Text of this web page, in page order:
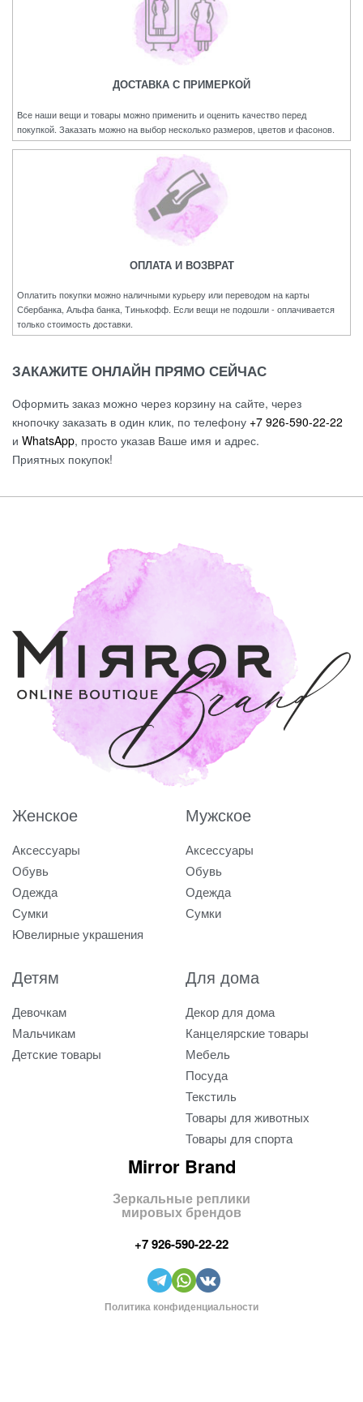
ДОСТАВКА С ПРИМЕРКОЙ
Все наши вещи и товары можно применить и оценить качество перед
покупкой. Заказать можно на выбор несколько размеров, цветов и фасонов.
ОПЛАТА И ВОЗВРАТ
Оплатить покупки можно наличными курьеру или переводом на карты
Сбербанка, Альфа банка, Тинькофф. Если вещи не подошли - оплачивается
только стоимость доставки.
ЗАКАЖИТЕ ОНЛАЙН ПРЯМО СЕЙЧАС
Оформить заказ можно через корзину на сайте, через
кнопочку заказать в один клик, по телефону +7 926-590-22-22
и WhatsApp, просто указав Ваше имя и адрес.
Приятных покупок!
Женское
Аксессуары
Обувь
Одежда
Сумки
Ювелирные украшения
Мужское
Аксессуары
Обувь
Одежда
Сумки
Детям
Девочкам
Мальчикам
Детские товары
Для дома
Декор для дома
Канцелярские товары
Мебель
Посуда
Текстиль
Товары для животных
Товары для спорта
Mirror Brand
Зеркальные реплики
мировых брендов
+7 926-590-22-22
Политика конфиденциальности